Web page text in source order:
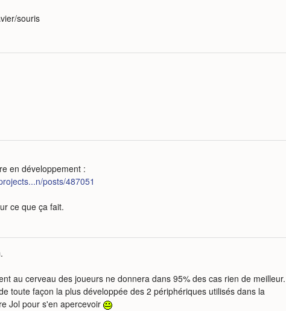
souris
en développement :
posts/487051
ce que ça fait.
au cerveau des joueurs ne donnera dans 95% des cas rien de meilleur.
toute façon la plus développée des 2 périphériques utilisés dans la
Jol pour s'en apercevoir